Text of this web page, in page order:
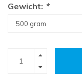
Gewicht: *